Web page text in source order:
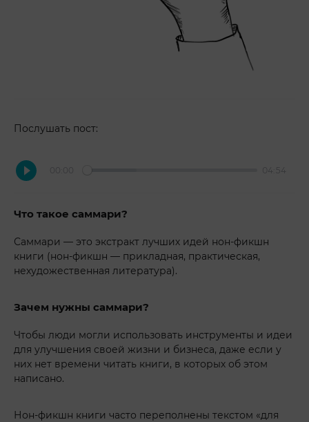
Послушать пост:
04:54
Что такое саммари?
Саммари — это экстракт лучших идей нон-фикшн
книги (нон-фикшн — прикладная, практическая,
нехудожественная литература).
Зачем нужны саммари?
Чтобы люди могли использовать инструменты и идеи
для улучшения своей жизни и бизнеса, даже если у
них нет времени читать книги, в которых об этом
написано.
Нон-фикшн книги часто переполнены текстом «для